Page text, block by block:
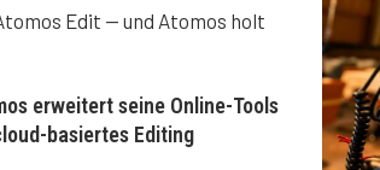
Edit — und Atomos holt
erweitert seine Online-Tools
basiertes Editing